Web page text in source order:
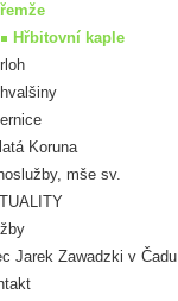
Hřbitovní kaple
Koruna
mše sv.
Jarek Zawadzki v Čadu